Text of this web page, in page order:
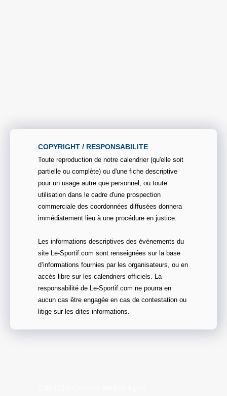
COPYRIGHT / RESPONSABILITE
Toute reproduction de notre calendrier (qu'elle soit
partielle ou complète) ou d'une fiche descriptive
pour un usage autre que personnel, ou toute
utilisation dans le cadre d'une prospection
commerciale des coordonnées diffusées donnera
immédiatement lieu à une procédure en justice.
Les informations descriptives des évènements du
site Le-Sportif.com sont renseignées sur la base
d’informations fournies par les organisateurs, ou en
accès libre sur les calendriers officiels. La
responsabilité de Le-Sportif.com ne pourra en
aucun cas être engagée en cas de contestation ou
litige sur les dites informations.